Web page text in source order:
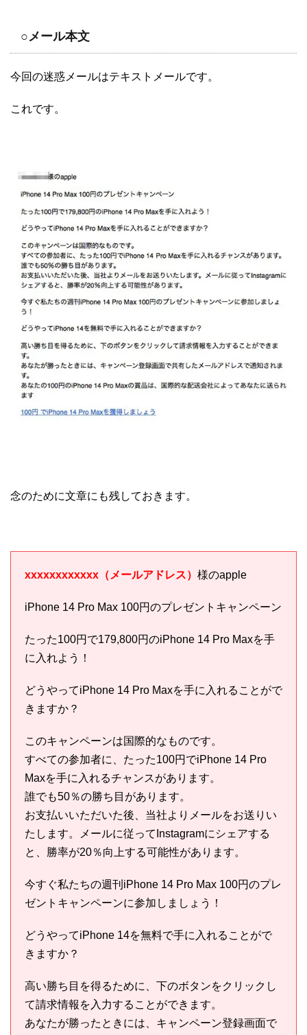
○メール本文
今回の迷惑メールはテキストメールです。
これです。
念のために文章にも残しておきます。
xxxxxxxxxxxx（メールアドレス） 様のapple
iPhone 14 Pro Max 100円のプレゼントキャンペーン
たった100円で179,800円のiPhone 14 Pro Maxを手
に入れよう！
どうやってiPhone 14 Pro Maxを手に入れることがで
きますか？
このキャンペーンは国際的なものです。
すべての参加者に、たった100円でiPhone 14 Pro
Maxを手に入れるチャンスがあります。
誰でも50％の勝ち目があります。
お支払いいただいた後、当社よりメールをお送りい
たします。メールに従ってInstagramにシェアする
と、勝率が20％向上する可能性があります。
今すぐ私たちの週刊iPhone 14 Pro Max 100円のプレ
ゼントキャンペーンに参加しましょう！
どうやってiPhone 14を無料で手に入れることがで
きますか？
高い勝ち目を得るために、下のボタンをクリックし
て請求情報を入力することができます。
あなたが勝ったときには、キャンペーン登録画面で